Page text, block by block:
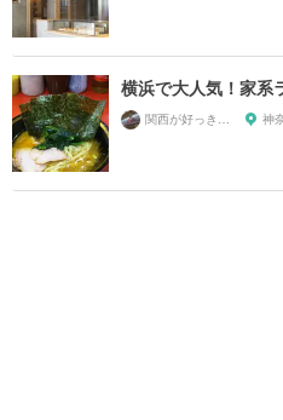
横浜で大人気！家系
関西が好っきゃねん 神